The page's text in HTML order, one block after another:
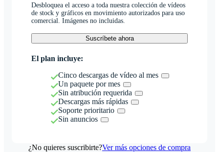
Desbloquea el acceso a toda nuestra colección de vídeos
de stock y gráficos en movimiento autorizados para uso
comercial. Imágenes no incluidas.
Suscríbete ahora
El plan incluye:
Cinco descargas de vídeo al mes
Un paquete por mes
Sin atribución requerida
Descargas más rápidas
Soporte prioritario
Sin anuncios
¿No quieres suscribirte?Ver más opciones de compra